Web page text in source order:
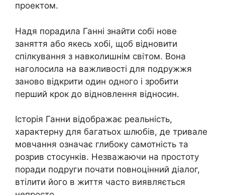
проектом.
Надя порадила Ганні знайти собі нове
заняття або якесь хобі, щоб відновити
спілкування з навколишнім світом. Вона
наголосила на важливості для подружжя
заново відкрити один одного і зробити
перший крок до відновлення відносин.
Історія Ганни відображає реальність,
характерну для багатьох шлюбів, де тривале
мовчання означає глибоку самотність та
розрив стосунків. Незважаючи на простоту
поради подруги почати повноцінний діалог,
втілити його в життя часто виявляється